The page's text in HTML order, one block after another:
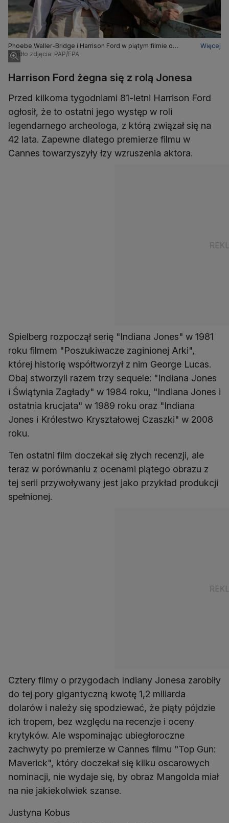
Phoebe Waller-Bridge i Harrison Ford w piątym filmie o
Indianie Jonesie
Więcej
Źródło zdjęcia: PAP/EPA
Harrison Ford żegna się z rolą Jonesa
Przed kilkoma tygodniami 81-letni Harrison Ford
ogłosił, że to ostatni jego występ w roli
legendarnego archeologa, z którą związał się na
42 lata. Zapewne dlatego premierze filmu w
Cannes towarzyszyły łzy wzruszenia aktora.
Spielberg rozpoczął serię "Indiana Jones" w 1981
roku filmem "Poszukiwacze zaginionej Arki",
której historię współtworzył z nim George Lucas.
Obaj stworzyli razem trzy sequele: "Indiana Jones
i Świątynia Zagłady" w 1984 roku, "Indiana Jones i
ostatnia krucjata" w 1989 roku oraz "Indiana
Jones i Królestwo Kryształowej Czaszki" w 2008
roku.
Ten ostatni film doczekał się złych recenzji, ale
teraz w porównaniu z ocenami piątego obrazu z
tej serii przywoływany jest jako przykład produkcji
spełnionej.
Cztery filmy o przygodach Indiany Jonesa zarobiły
do tej pory gigantyczną kwotę 1,2 miliarda
dolarów i należy się spodziewać, że piąty pójdzie
ich tropem, bez względu na recenzje i oceny
krytyków. Ale wspominając ubiegłoroczne
zachwyty po premierze w Cannes filmu "Top Gun:
Maverick", który doczekał się kilku oscarowych
nominacji, nie wydaje się, by obraz Mangolda miał
na nie jakiekolwiek szanse.
Justyna Kobus